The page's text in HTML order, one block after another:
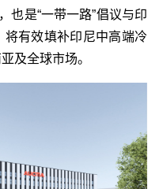
也是“一带一路”倡议与印
有效填补印尼中高端冷
及全球市场。